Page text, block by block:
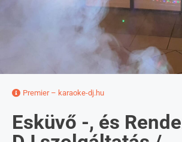
Premier – karaoke-dj.hu
Esküvő -, és